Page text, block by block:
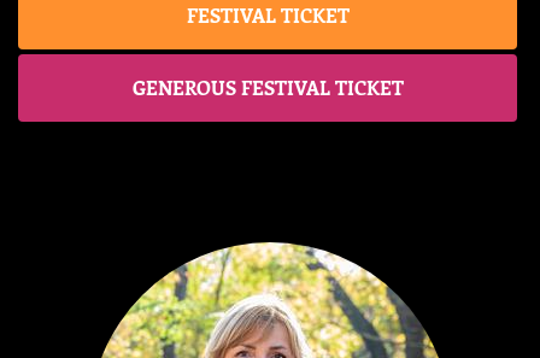
FESTIVAL TICKET
GENEROUS FESTIVAL TICKET